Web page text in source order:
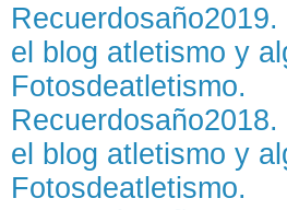
el blog atletismo y
el blog atletismo y